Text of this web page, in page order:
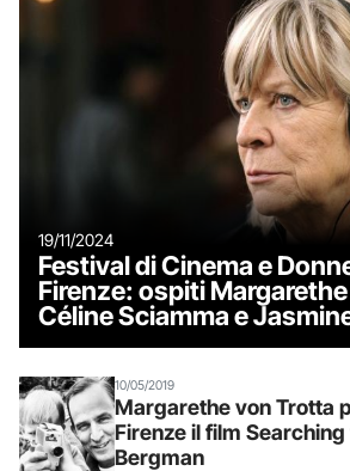
19/11/2024
Festival di Cinema e
Firenze: ospiti
Céline Sciamma e
10/05/2019
Margarethe von Trotta
Firenze il film
Bergman